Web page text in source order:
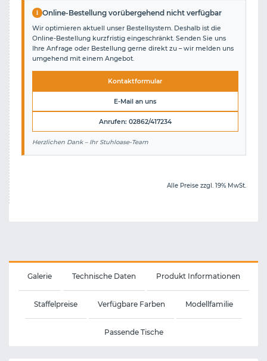
i Online-Bestellung vorübergehend nicht verfügbar
Wir optimieren aktuell unser Bestellsystem. Deshalb ist die
Online-Bestellung kurzfristig eingeschränkt. Senden Sie uns
Ihre Anfrage oder Bestellung gerne direkt zu – wir melden uns
umgehend mit einem Angebot.
Kontaktformular
E-Mail an uns
Anrufen: 02862/417234
Herzlichen Dank – Ihr Stuhloase-Team
Alle Preise zzgl. 19% MwSt.
Galerie Technische Daten Produkt Informationen
Staffelpreise Verfügbare Farben Modellfamilie
Passende Tische